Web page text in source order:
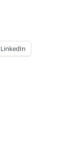
LinkedIn